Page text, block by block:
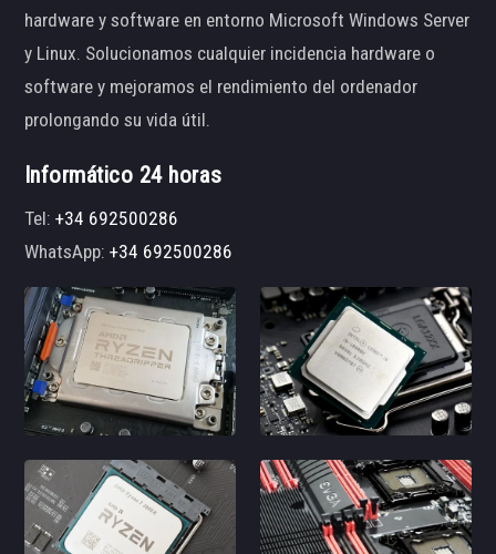
hardware y software en entorno Microsoft Windows Server
y Linux. Solucionamos cualquier incidencia hardware o
software y mejoramos el rendimiento del ordenador
prolongando su vida útil.
Informático 24 horas
Tel:+34 692500286
WhatsApp:+34 692500286